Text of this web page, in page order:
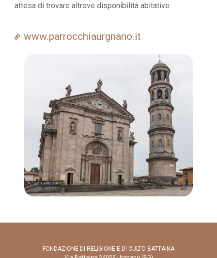
attesa di trovare altrove disponibilità abitative
www.parrocchiaurgnano.it
FONDAZIONE DI RELIGIONE E DI CULTO BATTAINA